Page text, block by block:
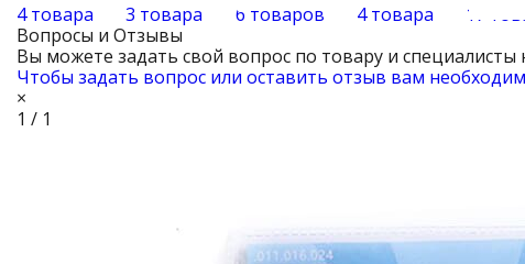
4 товара 3 товара 6 товаров 4 товара 17
Вопросы и Отзывы
Вы можете задать свой вопрос по товару и
Чтобы задать вопрос или оставить отзыв вам
×
1 / 1